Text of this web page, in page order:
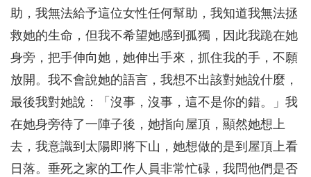
助，我無法給予這位女性任何幫助，我知道我無法拯
救她的生命，但我不希望她感到孤獨，因此我跪在她
身旁，把手伸向她，她伸出手來，抓住我的手，不願
放開。我不會說她的語言，我想不出該對她說什麼，
最後我對她說：「沒事，沒事，這不是你的錯。」我
在她身旁待了一陣子後，她指向屋頂，顯然她想上
去，我意識到太陽即將下山，她想做的是到屋頂上看
日落。垂死之家的工作人員非常忙碌，我問他們是否